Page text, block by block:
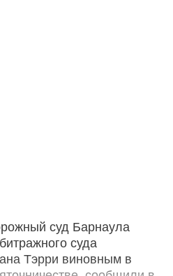
суд Барнаула
суда
Тэрри виновным в